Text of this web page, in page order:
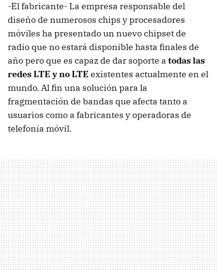
-El fabricante- La empresa responsable del
diseño de numerosos chips y procesadores
móviles ha presentado un nuevo chipset de
radio que no estará disponible hasta finales de
año pero que es capaz de dar soporte a todas las
redes LTE y no LTE existentes actualmente en el
mundo. Al fin una solución para la
fragmentación de bandas que afecta tanto a
usuarios como a fabricantes y operadoras de
telefonía móvil.